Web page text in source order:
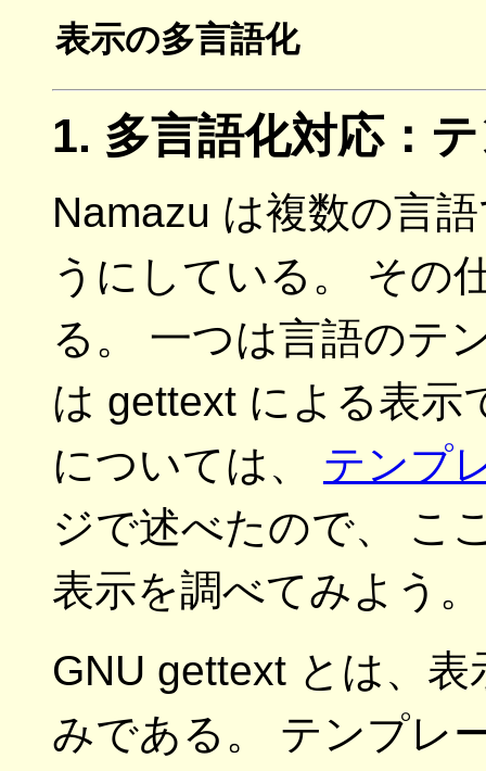
表示の多言語化
1. 多言語化対応：
Namazu は複数の言
うにしている。 その
る。 一つは言語のテ
は gettext による表示
については、 テンプ
ジで述べたので、 こ
表示を調べてみよう。
GNU gettext とは、
みである。 テンプレ